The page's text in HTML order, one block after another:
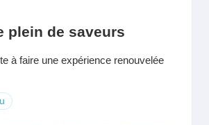
plein de saveurs
à faire une expérience renouvelée